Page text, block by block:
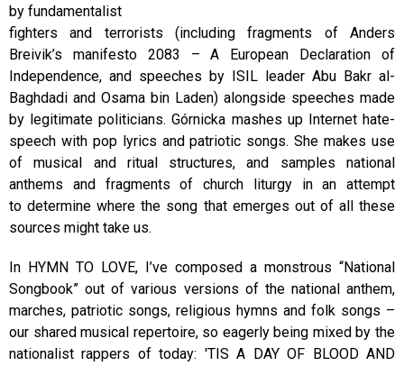
by fundamentalist
fighters and terrorists (including fragments of Anders
Breivik’s manifesto 2083 – A European Declaration of
Independence, and speeches by ISIL leader Abu Bakr al-
Baghdadi and Osama bin Laden) alongside speeches made
by legitimate politicians. Górnicka mashes up Internet hate-
speech with pop lyrics and patriotic songs. She makes use
of musical and ritual structures, and samples national
anthems and fragments of church liturgy in an attempt
to determine where the song that emerges out of all these
sources might take us.
In HYMN TO LOVE, I’ve composed a monstrous “National
Songbook” out of various versions of the national anthem,
marches, patriotic songs, religious hymns and folk songs –
our shared musical repertoire, so eagerly being mixed by the
nationalist rappers of today: 'TIS A DAY OF BLOOD AND